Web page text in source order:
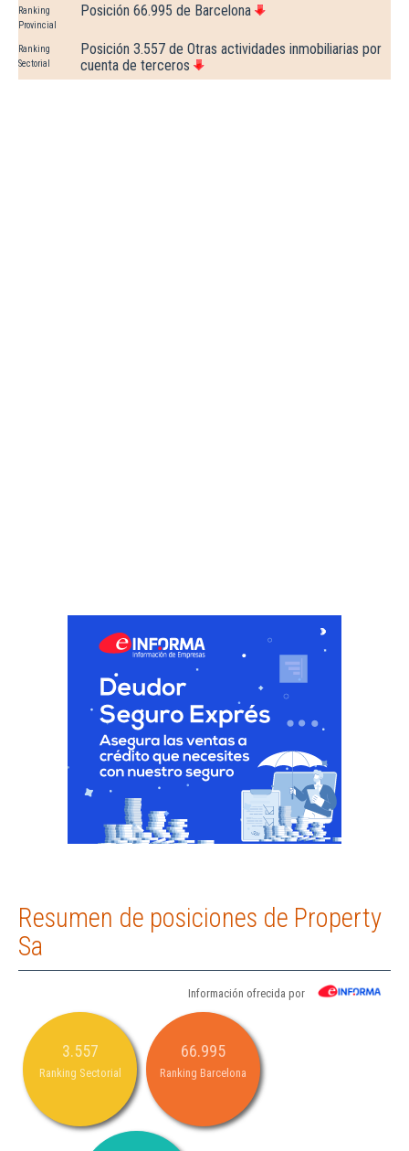
Ranking
Provincial
Posición 66.995 de Barcelona
Ranking
Sectorial
Posición 3.557 de Otras actividades inmobiliarias por
cuenta de terceros
Resumen de posiciones de Property
Sa
Información ofrecida por
3.557
Ranking Sectorial
66.995
Ranking Barcelona